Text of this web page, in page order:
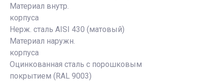
Материал внутр.
корпуса
Нерж. сталь AISI 430 (матовый)
Материал наружн.
корпуса
Оцинкованная сталь с порошковым
покрытием (RAL 9003)